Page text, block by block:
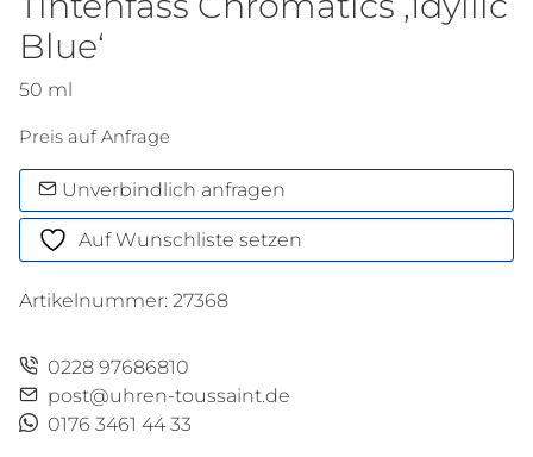
Blue‘
50 ml
Preis auf Anfrage
Unverbindlich anfragen
Auf Wunschliste setzen
Artikelnummer: 27368
0228 97686810
post@uhren-toussaint.de
0176 3461 44 33